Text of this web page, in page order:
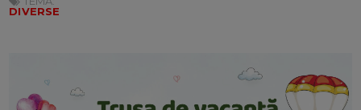
DIVERSE